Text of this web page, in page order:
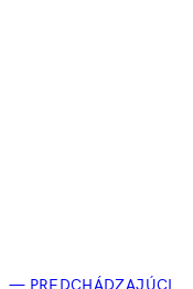
— PREDCHÁDZAJÚCI